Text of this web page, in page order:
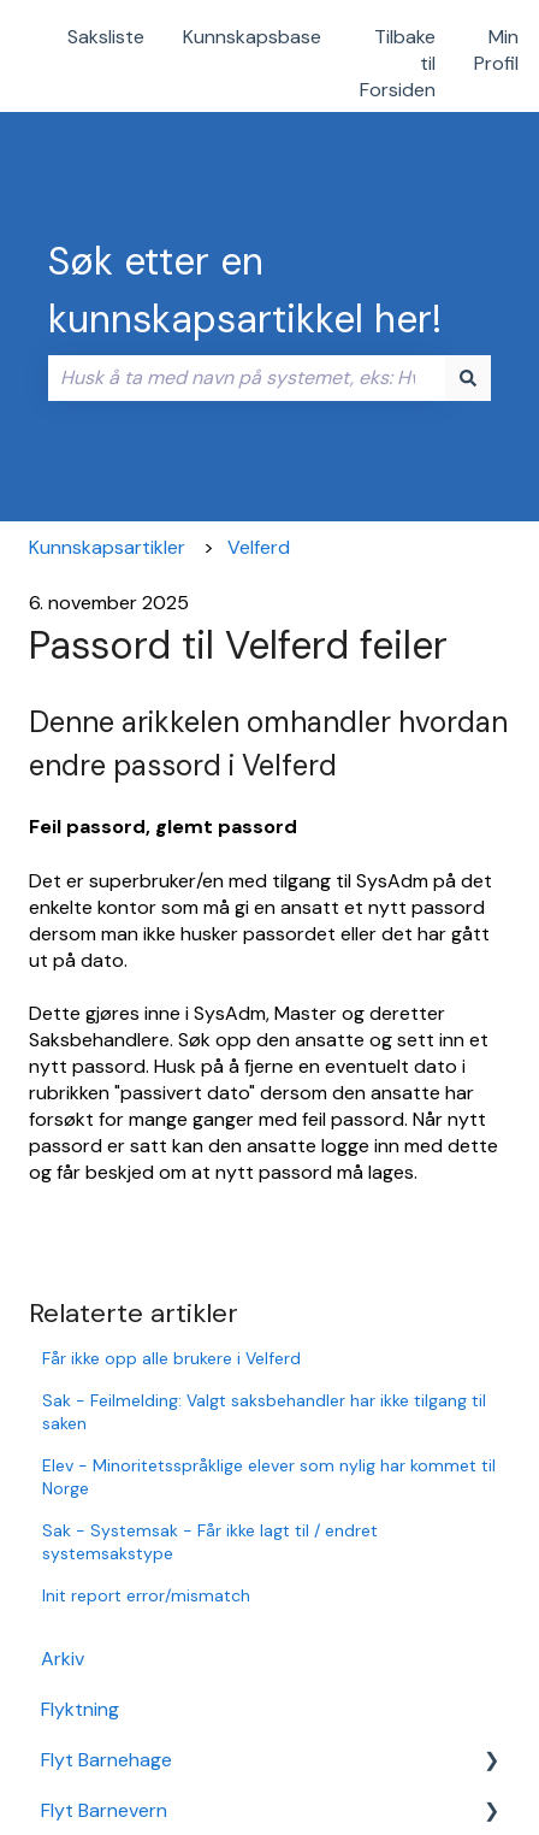
Saksliste Kunnskapsbase
Tilbake
til
Forsiden
Min
Profil
Søk etter en
kunnskapsartikkel her!
Kunnskapsartikler Velferd
6. november 2025
Passord til Velferd feiler
Denne arikkelen omhandler hvordan
endre passord i Velferd
Feil passord, glemt passord
Det er superbruker/en med tilgang til SysAdm på det
enkelte kontor som må gi en ansatt et nytt passord
dersom man ikke husker passordet eller det har gått
ut på dato.
Dette gjøres inne i SysAdm, Master og deretter
Saksbehandlere. Søk opp den ansatte og sett inn et
nytt passord. Husk på å fjerne en eventuelt dato i
rubrikken "passivert dato" dersom den ansatte har
forsøkt for mange ganger med feil passord. Når nytt
passord er satt kan den ansatte logge inn med dette
og får beskjed om at nytt passord må lages.
Relaterte artikler
Får ikke opp alle brukere i Velferd
Sak - Feilmelding: Valgt saksbehandler har ikke tilgang til
saken
Elev - Minoritetsspråklige elever som nylig har kommet til
Norge
Sak - Systemsak - Får ikke lagt til / endret
systemsakstype
Init report error/mismatch
Arkiv
Flyktning
Flyt Barnehage
Flyt Barnehage Hjelpeside
Flyt Barnevern